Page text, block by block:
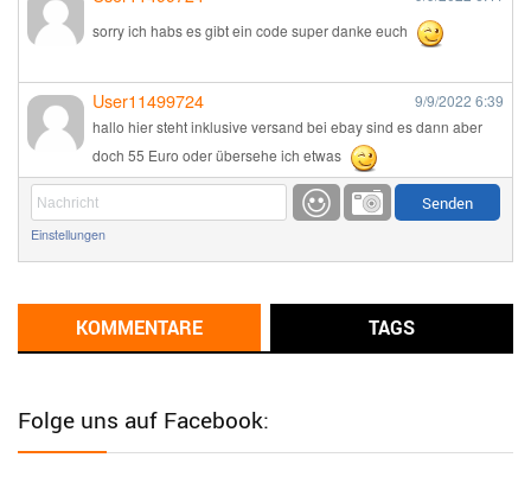
sorry ich habs es gibt ein code super danke euch
User11499724 9/9/2022 6:39
hallo hier steht inklusive versand bei ebay sind es dann aber
doch 55 Euro oder übersehe ich etwas
Günni 9/1/20226:17
Günni
User11493041 8/31/20227:10
Einstellungen
KOMMENTARE TAGS
Folge uns auf Facebook: